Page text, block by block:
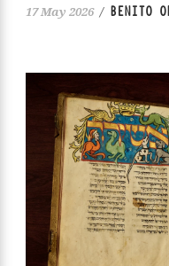
17 May 2026 / BENITO